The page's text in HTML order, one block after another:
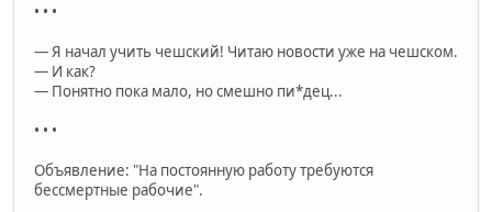
• • •
— Я начал учить чешский! Читаю новости уже на чешском.
— И как?
— Понятно пока мало, но смешно пи*дец...
• • •
Объявление: "На постоянную работу требуются
бессмертные рабочие".